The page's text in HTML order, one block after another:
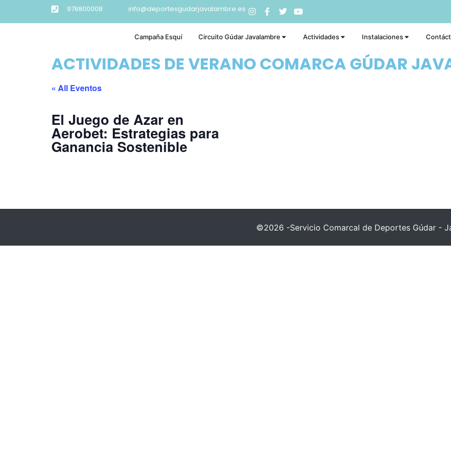
978800008 info@deportesgudarjavalambre.es
Campaña Esquí Circuito Gúdar Javalambre Actividades Instalaciones
ACTIVIDADES DE VERANO COMARCA GÚDAR
« All Eventos
El Juego de Azar en
Aerobet: Estrategias para
Ganancia Sostenible
©2026 -Servicio Comarcal de Deportes Gúdar -